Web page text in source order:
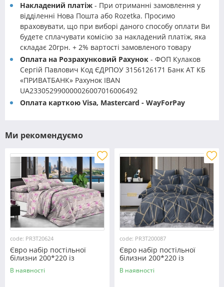
Накладений платіж - При отриманні замовлення у
відділенні Нова Пошта або Rozetka. Просимо
враховувати, що при виборі даного способу оплати Ви
будете сплачувати комісію за накладений платіж, яка
складає 20грн. + 2% вартості замовленого товару
Оплата на Розрахунковий Рахунок - ФОП Кулаков
Сергій Павлович Код ЄДРПОУ 3156126171 Банк АТ КБ
«ПРИВАТБАНК» Рахунок IBAN
UA233052990000026007016006492
Оплата карткою Visa, Mastercard - WayForPay
Ми рекомендуємо
code: PR3T20624
Євро набір постільної
білизни 200*220 із
полікотону №20624
Черешенка™
В наявності
code: PR3T200087
Євро набір постільної
білизни 200*220 із
полікотону №200087
Черешенька™
В наявності